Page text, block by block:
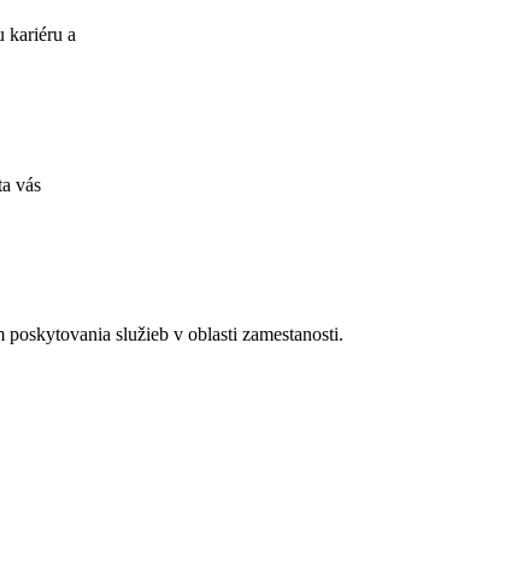
kariéru a
vás
služieb v oblasti zamestanosti.